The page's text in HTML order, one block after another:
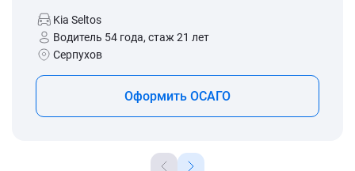
Kia Seltos
Водитель 54 года, стаж 21 лет
Серпухов
Оформить ОСАГО